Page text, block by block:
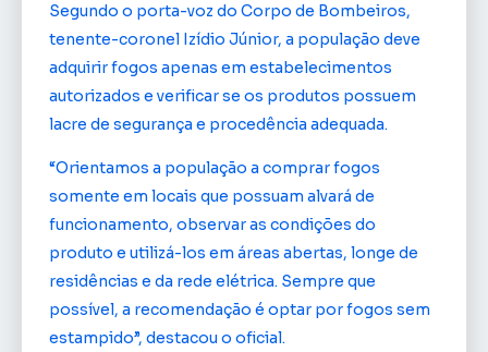
Segundo o porta-voz do Corpo de Bombeiros,
tenente-coronel Izídio Júnior, a população deve
adquirir fogos apenas em estabelecimentos
autorizados e verificar se os produtos possuem
lacre de segurança e procedência adequada.
“Orientamos a população a comprar fogos
somente em locais que possuam alvará de
funcionamento, observar as condições do
produto e utilizá-los em áreas abertas, longe de
residências e da rede elétrica. Sempre que
possível, a recomendação é optar por fogos sem
estampido”, destacou o oficial.